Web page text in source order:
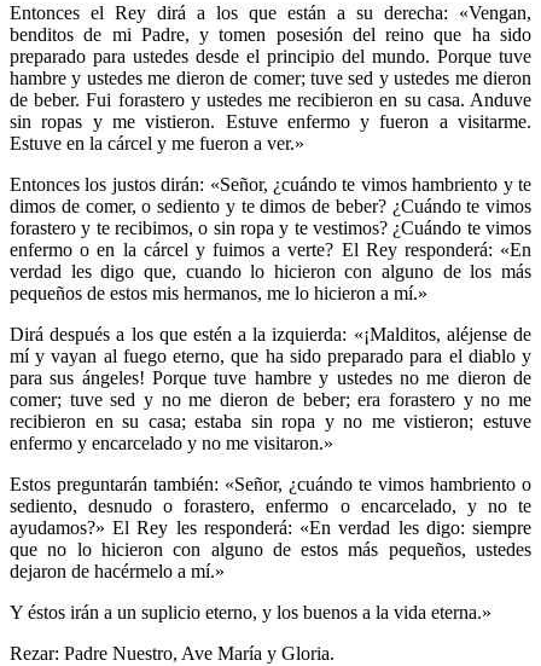
Entonces el Rey dirá a los que están a su derecha: «Vengan,
benditos de mi Padre, y tomen posesión del reino que ha sido
preparado para ustedes desde el principio del mundo. Porque tuve
hambre y ustedes me dieron de comer; tuve sed y ustedes me dieron
de beber. Fui forastero y ustedes me recibieron en su casa. Anduve
sin ropas y me vistieron. Estuve enfermo y fueron a visitarme.
Estuve en la cárcel y me fueron a ver.»
Entonces los justos dirán: «Señor, ¿cuándo te vimos hambriento y te
dimos de comer, o sediento y te dimos de beber? ¿Cuándo te vimos
forastero y te recibimos, o sin ropa y te vestimos? ¿Cuándo te vimos
enfermo o en la cárcel y fuimos a verte? El Rey responderá: «En
verdad les digo que, cuando lo hicieron con alguno de los más
pequeños de estos mis hermanos, me lo hicieron a mí.»
Dirá después a los que estén a la izquierda: «¡Malditos, aléjense de
mí y vayan al fuego eterno, que ha sido preparado para el diablo y
para sus ángeles! Porque tuve hambre y ustedes no me dieron de
comer; tuve sed y no me dieron de beber; era forastero y no me
recibieron en su casa; estaba sin ropa y no me vistieron; estuve
enfermo y encarcelado y no me visitaron.»
Estos preguntarán también: «Señor, ¿cuándo te vimos hambriento o
sediento, desnudo o forastero, enfermo o encarcelado, y no te
ayudamos?» El Rey les responderá: «En verdad les digo: siempre
que no lo hicieron con alguno de estos más pequeños, ustedes
dejaron de hacérmelo a mí.»
Y éstos irán a un suplicio eterno, y los buenos a la vida eterna.»
Rezar: Padre Nuestro, Ave María y Gloria.